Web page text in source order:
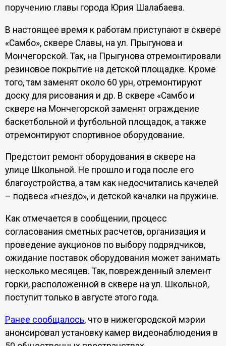
поручению главы города Юрия Шалабаева.
В настоящее время к работам приступают в сквере
«Самбо», сквере Славы, на ул. Прыгунова и
Мончегорской. Так, на Прыгунова отремонтировали
резиновое покрытие на детской площадке. Кроме
того, там заменят около 60 урн, отремонтируют
доску для рисования и др. В сквере «Самбо и
сквере на Мончегорской заменят ограждение
баскетбольной и футбольной площадок, а также
отремонтируют спортивное оборудование.
Предстоит ремонт оборудования в сквере на
улице Школьной. Не прошло и года после его
благоустройства, а там как недосчитались качелей
– подвеса «гнездо», и детской качалки на пружине.
Как отмечается в сообщении, процесс
согласования сметных расчетов, организация и
проведение аукционов по выбору подрядчиков,
ожидание поставок оборудования может занимать
несколько месяцев. Так, поврежденный элемент
горки, расположенной в сквере на ул. Школьной,
поступит только в августе этого года.
Ранее сообщалось, что в нижегородской мэрии
анонсировал установку камер видеонаблюдения в